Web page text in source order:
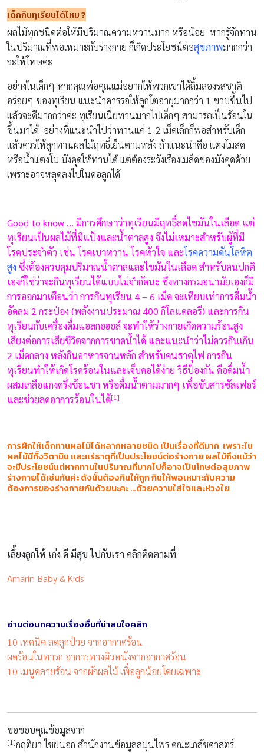
เด็กกินทุเรียนได้ไหม?
ผลไม้ทุกชนิดต่อให้มีปริมาณความหวานมาก หรือน้อย หากรู้จักทาน
ในปริมาณที่พอเหมาะกับร่างกาย ก็เกิดประโยชน์ต่อสุขภาพมากกว่า
จะให้โทษค่ะ
อย่างในเด็กๆ หากคุณพ่อคุณแม่อยากให้พวกเขาได้ลิ้มลองรสชาติ
อร่อยๆ ของทุเรียน แนะนำควรรอให้ลูกโตอายุมากกว่า 1 ขวบขึ้นไป
แล้วจะดีมากกว่าค่ะ ทุเรียนเนี่ยทานมากไปเด็กๆ สามารถเป็นร้อนใน
ขึ้นมาได้ อย่างที่แนะนำไปว่าทานแค่ 1-2 เม็ดเล็กก็พอสำหรับเด็ก
แล้วควรให้ลูกทานผลไม้ฤทธิ์เย็นตามหลัง ถ้าแนะนำคือ แตงโมสด
หรือน้ำแตงโม มังคุดให้ทานได้ แต่ต้องระวังเรื่องเมล็ดของมังคุดด้วย
เพราะอาจหลุดลงไปในคอลูกได้
Good to know … มีการศึกษาว่าทุเรียนมีฤทธิ์ลดไขมันในเลือด แต่
ทุเรียนเป็นผลไม้ที่มีแป้งและน้ำตาลสูง จึงไม่เหมาะสำหรับผู้ที่มี
โรคประจำตัว เช่น โรคเบาหวาน โรคหัวใจ และโรคความดันโลหิต
สูง ซึ่งต้องควบคุมปริมาณน้ำตาลและไขมันในเลือด สำหรับคนปกติ
เองก็ใช่ว่าจะกินทุเรียนได้แบบไม่จำกัดนะ ซึ่งทางกรมอนามัยเองก็มี
การออกมาเตือนว่า การกินทุเรียน 4 – 6 เม็ด จะเทียบเท่าการดื่มน้ำ
อัดลม 2 กระป๋อง (พลังงานประมาณ 400 กิโลแคลอรี) และการกิน
ทุเรียนกับเครื่องดื่มแอลกอฮอล์ จะทำให้ร่างกายเกิดความร้อนสูง
เสี่ยงต่อการเสียชีวิตจากการขาดน้ำได้ และแนะนำว่าไม่ควรกินเกิน
2 เม็ดกลาง หลังกินอาหารจานหลัก สำหรับคนธาตุไฟ การกิน
ทุเรียนทำให้เกิดโรคร้อนในและเจ็บคอได้ง่าย วิธีป้องกัน คือดื่มน้ำ
ผสมเกลือแกงครึ่งช้อนชา หรือดื่มน้ำตามมากๆ เพื่อขับสารซัลเฟอร์
และช่วยลดอาการร้อนในได้[1]
การฝึกให้เด็กทานผลไม้ได้หลากหลายชนิด เป็นเรื่องที่ดีมาก เพราะใน
ผลไม้มีทั้งวิตามิน และแร่ธาตุที่เป็นประโยชน์ต่อร่างกาย ผลไม้ถึงแม้ว่า
จะมีประโยชน์แต่หากทานในปริมาณที่มากไปก็อาจเป็นโทษต่อสุขภาพ
ร่างกายได้เช่นกันค่ะ ดังนั้นต้องกินให้ถูก กินให้พอเหมาะกับความ
ต้องการของร่างกายกันด้วยนะคะ …ด้วยความใส่ใจและห่วงใย
เลี้ยงลูกให้ เก่ง ดี มีสุข ไปกับเรา คลิกติดตามที่
Amarin Baby & Kids
อ่านต่อบทความเรื่องอื่นที่น่าสนใจคลิก
10 เทคนิค ลดลูกป่วย จากอากาศร้อน
ผดร้อนในทารก อาการทางผิวหนังจากอากาศร้อน
10 เมนูคลายร้อน จากผักผลไม้ เพื่อลูกน้อยโดยเฉพาะ
ขอขอบคุณข้อมูลจาก
[1]กฤติยา ไชยนอก สำนักงานข้อมูลสมุนไพร คณะเภสัชศาสตร์